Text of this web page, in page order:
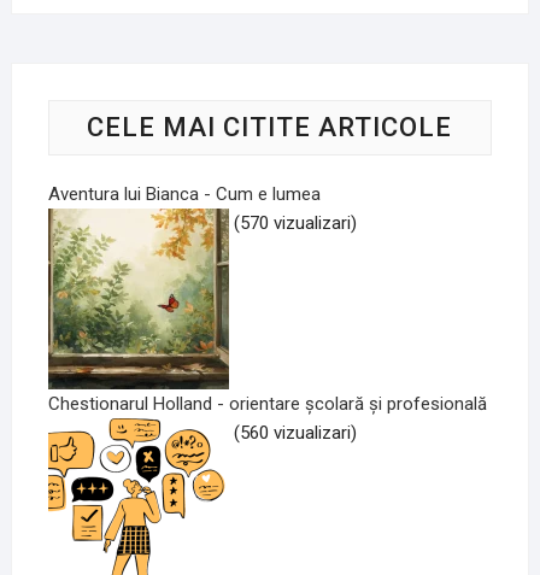
CELE MAI CITITE ARTICOLE
Aventura lui Bianca - Cum e lumea
(570 vizualizari)
Chestionarul Holland - orientare școlară și profesională
(560 vizualizari)